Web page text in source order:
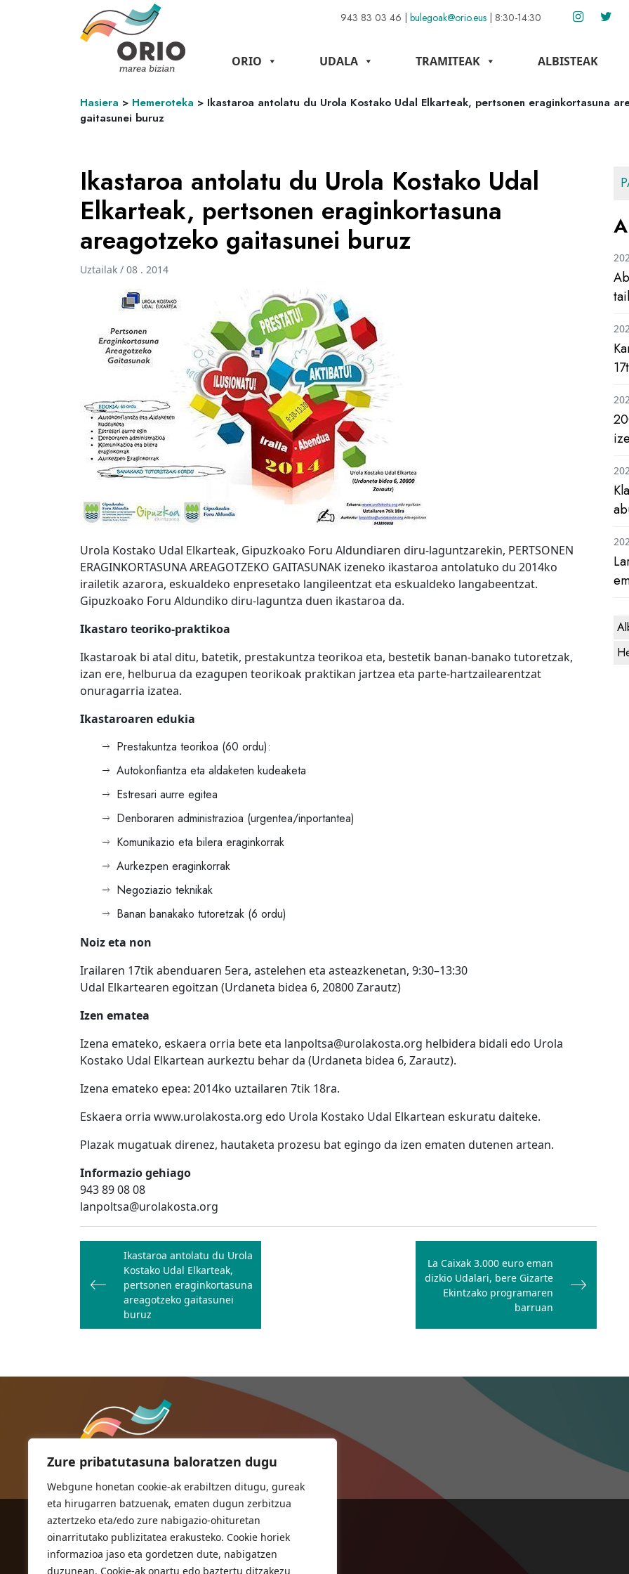
Zure pribatutasuna baloratzen dugu
Webgune honetan cookie-ak erabiltzen ditugu, gureak
eta hirugarren batzuenak, ematen dugun zerbitzua
aztertzeko eta/edo zure nabigazio-ohituretan
oinarritutako publizitatea erakusteko. Cookie horiek
informazioa jaso eta gordetzen dute, nabigatzen
duzunean. Cookie-ak onartu edo baztertu ditzakezu
943 83 03 46 | bulegoak@orio.eus | 8:30-14:30
ORIO UDALA TRAMITEAK ALBISTEAK
Hasiera > Hemeroteka > Ikastaroa antolatu du Urola Kostako Udal Elkarteak, pertsonen eraginkortasuna
gaitasunei buruz
Ikastaroa antolatu du Urola Kostako Udal
Elkarteak, pertsonen eraginkortasuna
areagotzeko gaitasunei buruz
Uztailak / 08 . 2014
Urola Kostako Udal Elkarteak, Gipuzkoako Foru Aldundiaren diru-laguntzarekin, PERTSONEN
ERAGINKORTASUNA AREAGOTZEKO GAITASUNAK izeneko ikastaroa antolatuko du 2014ko
irailetik azarora, eskualdeko enpresetako langileentzat eta eskualdeko langabeentzat.
Gipuzkoako Foru Aldundiko diru-laguntza duen ikastaroa da.
Ikastaro teoriko-praktikoa
Ikastaroak bi atal ditu, batetik, prestakuntza teorikoa eta, bestetik banan-banako tutoretzak,
izan ere, helburua da ezagupen teorikoak praktikan jartzea eta parte-hartzailearentzat
onuragarria izatea.
Ikastaroaren edukia
Prestakuntza teorikoa (60 ordu):
Autokonfiantza eta aldaketen kudeaketa
Estresari aurre egitea
Denboraren administrazioa (urgentea/inportantea)
Komunikazio eta bilera eraginkorrak
Aurkezpen eraginkorrak
Negoziazio teknikak
Banan banakako tutoretzak (6 ordu)
Noiz eta non
Irailaren 17tik abenduaren 5era, astelehen eta asteazkenetan, 9:30–13:30
Udal Elkartearen egoitzan (Urdaneta bidea 6, 20800 Zarautz)
Izen ematea
Izena emateko, eskaera orria bete eta lanpoltsa@urolakosta.org helbidera bidali edo Urola
Kostako Udal Elkartean aurkeztu behar da (Urdaneta bidea 6, Zarautz).
Izena emateko epea: 2014ko uztailaren 7tik 18ra.
Eskaera orria www.urolakosta.org edo Urola Kostako Udal Elkartean eskuratu daiteke.
Plazak mugatuak direnez, hautaketa prozesu bat egingo da izen ematen dutenen artean.
Informazio gehiago
943 89 08 08
lanpoltsa@urolakosta.org
Bidalketetan
zehar
nabigatu
Ikastaroa antolatu du Urola
Kostako Udal Elkarteak,
pertsonen eraginkortasuna
areagotzeko gaitasunei
buruz
La Caixak 3.000 euro eman
dizkio Udalari, bere Gizarte
Ekintzako programaren
barruan
ORIOKO UDALA
Herriko plaza,1
20810 Orio (Gipuzkoa)